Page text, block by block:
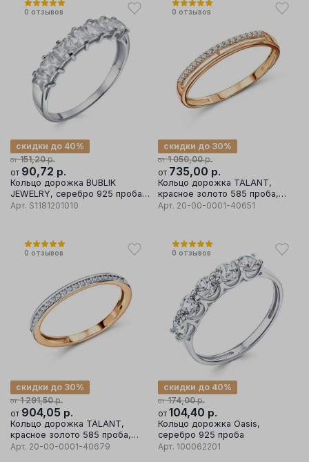
0 отзывов
от 151,20р.
скидки до 40%
от 90,72 р.
Кольцо дорожка BUBLIK
JEWELRY, серебро 925 проба,
вставка фианит
Арт. S1181201010
0 отзывов
от 1 050,00р.
скидки до 30%
от 735,00 р.
Кольцо дорожка TALANT,
красное золото 585 проба,
вставка кубический цирконий
Арт. 20-00-0001-40651
0 отзывов
от 1 291,50р.
скидки до 30%
от 904,05 р.
Кольцо дорожка TALANT,
красное золото 585 проба,
вставка кубический цирконий
Арт. 20-00-0001-40679
0 отзывов
от 174,00р.
скидки до 40%
от 104,40 р.
Кольцо дорожка Oasis,
серебро 925 проба
Арт. 100062201